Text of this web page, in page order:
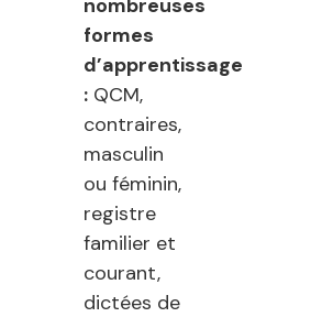
formes
d’apprentissage
: QCM,
contraires,
masculin
ou féminin,
registre
familier et
courant,
dictées de